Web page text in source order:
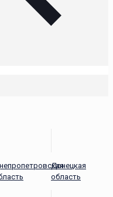
Донецкая
область